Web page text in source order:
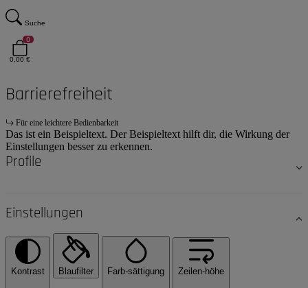
Suche
0
0,00 €
Barrierefreiheit
Für eine leichtere Bedienbarkeit
Das ist ein Beispieltext. Der Beispieltext hilft dir, die Wirkung der
Einstellungen besser zu erkennen.
Profile
Einstellungen
Kontrast Blaufilter Farb-sättigung Zeilen-höhe